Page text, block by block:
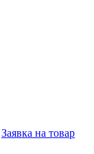
Заявка на товар